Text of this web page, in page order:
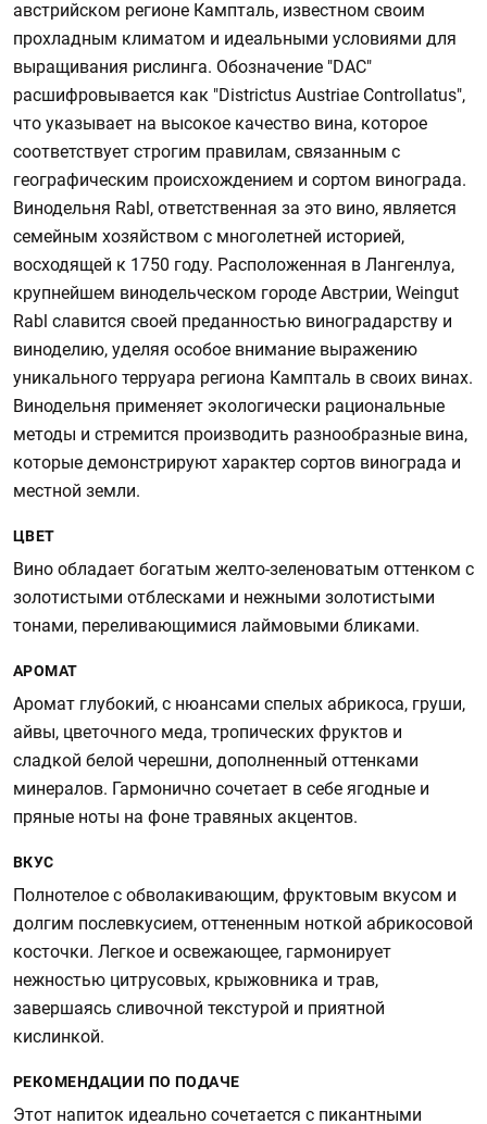
австрийском регионе Кампталь, известном своим
прохладным климатом и идеальными условиями для
выращивания рислинга. Обозначение "DAC"
расшифровывается как "Districtus Austriae Controllatus",
что указывает на высокое качество вина, которое
соответствует строгим правилам, связанным с
географическим происхождением и сортом винограда.
Винодельня Rabl, ответственная за это вино, является
семейным хозяйством с многолетней историей,
восходящей к 1750 году. Расположенная в Лангенлуа,
крупнейшем винодельческом городе Австрии, Weingut
Rabl славится своей преданностью виноградарству и
виноделию, уделяя особое внимание выражению
уникального терруара региона Кампталь в своих винах.
Винодельня применяет экологически рациональные
методы и стремится производить разнообразные вина,
которые демонстрируют характер сортов винограда и
местной земли.
ЦВЕТ
Вино обладает богатым желто-зеленоватым оттенком с
золотистыми отблесками и нежными золотистыми
тонами, переливающимися лаймовыми бликами.
АРОМАТ
Аромат глубокий, с нюансами спелых абрикоса, груши,
айвы, цветочного меда, тропических фруктов и
сладкой белой черешни, дополненный оттенками
минералов. Гармонично сочетает в себе ягодные и
пряные ноты на фоне травяных акцентов.
ВКУС
Полнотелое с обволакивающим, фруктовым вкусом и
долгим послевкусием, оттененным ноткой абрикосовой
косточки. Легкое и освежающее, гармонирует
нежностью цитрусовых, крыжовника и трав,
завершаясь сливочной текстурой и приятной
кислинкой.
РЕКОМЕНДАЦИИ ПО ПОДАЧЕ
Этот напиток идеально сочетается с пикантными